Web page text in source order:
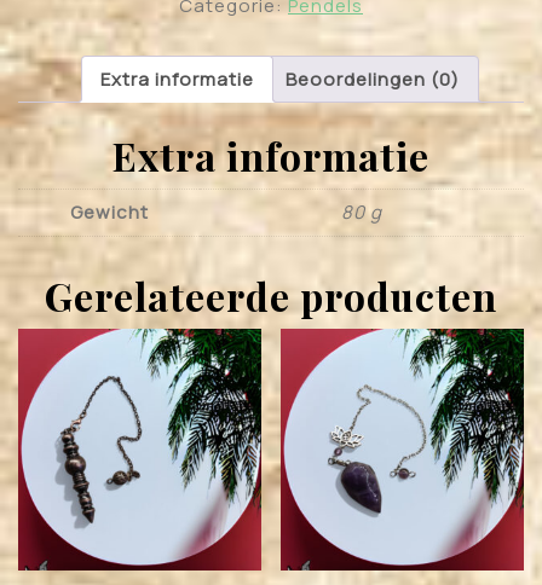
Categorie: Pendels
Extra informatie Beoordelingen (0)
Extra informatie
Gewicht 80 g
Gerelateerde producten